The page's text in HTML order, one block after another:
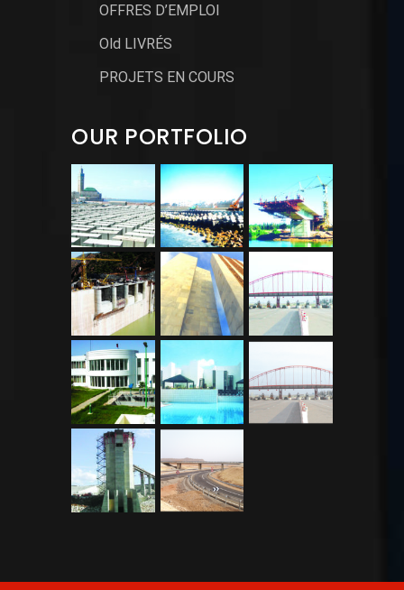
OFFRES D’EMPLOI
Old LIVRÉS
PROJETS EN COURS
OUR PORTFOLIO